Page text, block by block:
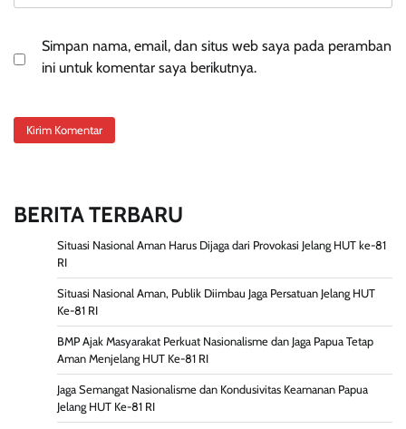
Simpan nama, email, dan situs web saya pada peramban
ini untuk komentar saya berikutnya.
BERITA TERBARU
Situasi Nasional Aman Harus Dijaga dari Provokasi Jelang HUT ke-81
RI
Situasi Nasional Aman, Publik Diimbau Jaga Persatuan Jelang HUT
Ke-81 RI
BMP Ajak Masyarakat Perkuat Nasionalisme dan Jaga Papua Tetap
Aman Menjelang HUT Ke-81 RI
Jaga Semangat Nasionalisme dan Kondusivitas Keamanan Papua
Jelang HUT Ke-81 RI